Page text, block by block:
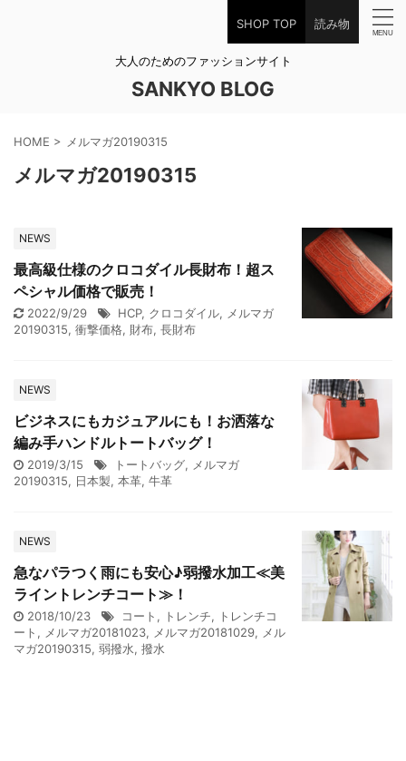
SHOP TOP 読み物
大人のためのファッションサイト
SANKYO BLOG
HOME > メルマガ20190315
メルマガ20190315
NEWS
最高級仕様のクロコダイル長財布！超ス
ペシャル価格で販売！
2022/9/29 HCP, クロコダイル, メルマガ
20190315, 衝撃価格, 財布, 長財布
NEWS
ビジネスにもカジュアルにも！お洒落な
編み手ハンドルトートバッグ！
2019/3/15 トートバッグ, メルマガ
20190315, 日本製, 本革, 牛革
NEWS
急なパラつく雨にも安心♪弱撥水加工≪美
ライントレンチコート≫！
2018/10/23 コート , トレンチ, トレンチコ
ート , メルマガ20181023, メルマガ20181029, メル
マガ20190315, 弱撥水, 撥水